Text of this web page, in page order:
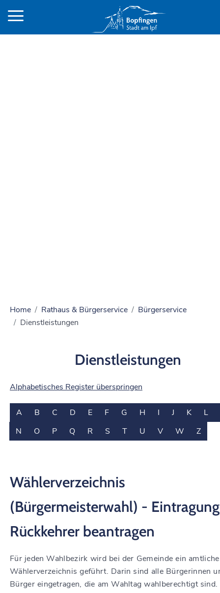
Home Rathaus & Bürgerservice
Bürgerservice
Dienstleistungen
Dienstleistungen
Alphabetisches Register überspringen
A B C D E F G H I J K
L
N
O P Q R S T U V W Z
Wählerverzeichnis
(Bürgermeisterwahl) -
Rückkehrer beantragen
Für jeden Wahlbezirk wird bei der Gemeinde ein
Wählerverzeichnis geführt. Darin sind alle Bürgerinnen
Bürger eingetragen, die am Wahltag wahlberechtigt sind.